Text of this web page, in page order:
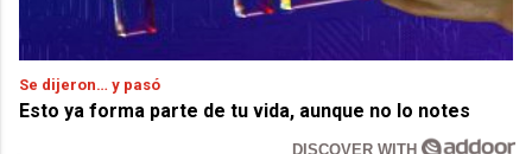
Se dijeron… y pasó
Esto ya forma parte de tu vida, aunque no lo notes
DISCOVER WITH